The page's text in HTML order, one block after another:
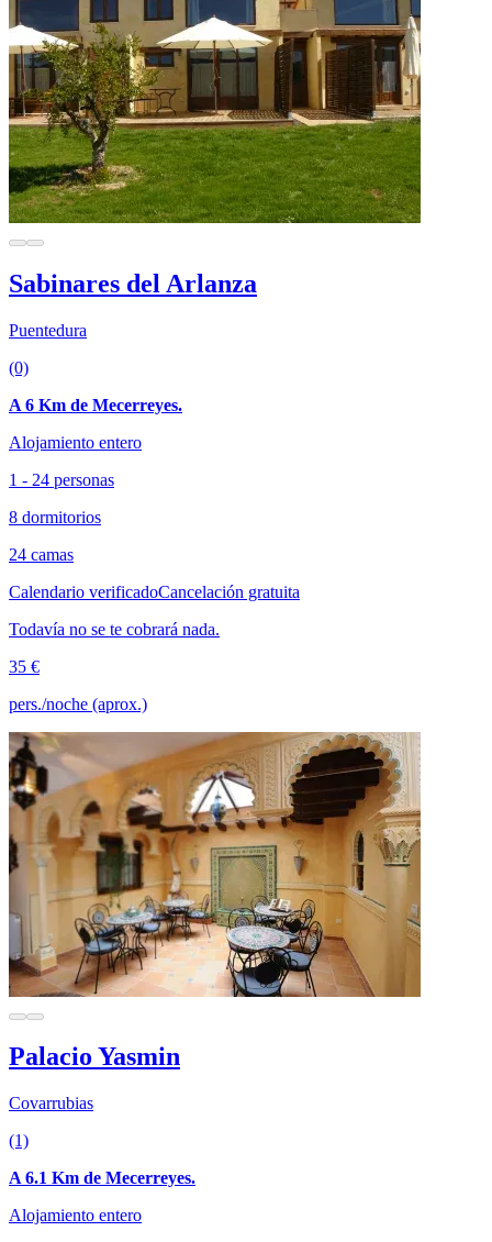
Sabinares del Arlanza
Puentedura
(0)
A 6 Km de Mecerreyes.
Alojamiento entero
1 - 24 personas
8 dormitorios
24 camas
Calendario verificadoCancelación gratuita
Todavía no se te cobrará nada.
35 €
pers./noche (aprox.)
Palacio Yasmin
Covarrubias
(1)
A 6.1 Km de Mecerreyes.
Alojamiento entero